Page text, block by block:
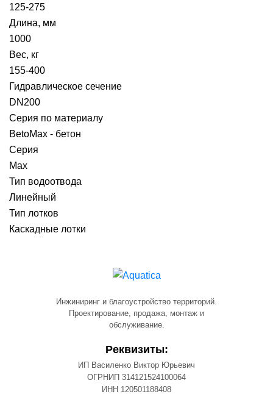
125-275
Длина, мм
1000
Вес, кг
155-400
Гидравлическое сечение
DN200
Серия по материалу
BetoMax - бетон
Серия
Max
Тип водоотвода
Линейный
Тип лотков
Каскадные лотки
Инжиниринг и благоустройство территорий.
Проектирование, продажа, монтаж и
обслуживание.
Реквизиты:
ИП Василенко Виктор Юрьевич
ОГРНИП 314121524100064
ИНН 120501188408